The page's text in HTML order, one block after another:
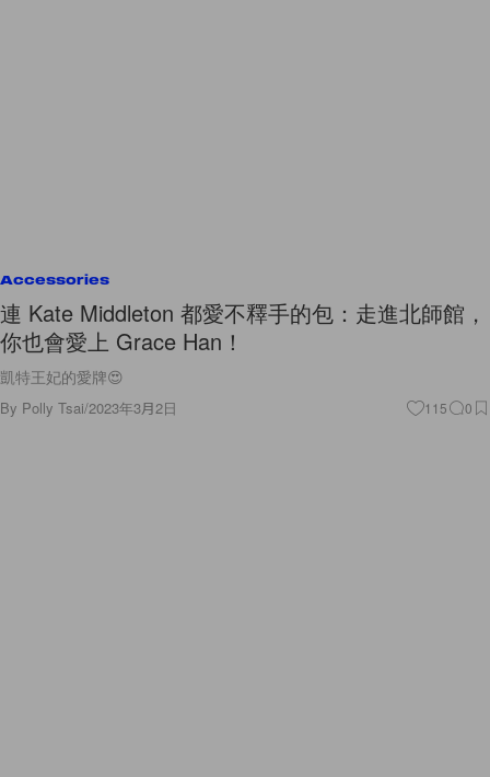
Accessories
連 Kate Middleton 都愛不釋手的包：走進北師館，
你也會愛上 Grace Han！
凱特王妃的愛牌😍
By Polly Tsai/2023年3月2日 115 0